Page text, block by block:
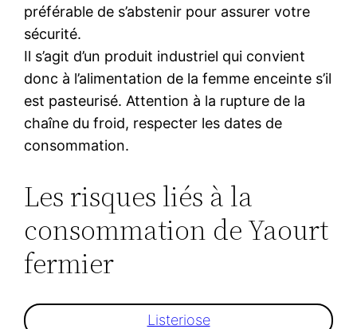
préférable de s’abstenir pour assurer votre
sécurité.
Il s’agit d’un produit industriel qui convient
donc à l’alimentation de la femme enceinte s’il
est pasteurisé. Attention à la rupture de la
chaîne du froid, respecter les dates de
consommation.
Les risques liés à la
consommation de Yaourt
fermier
Listeriose